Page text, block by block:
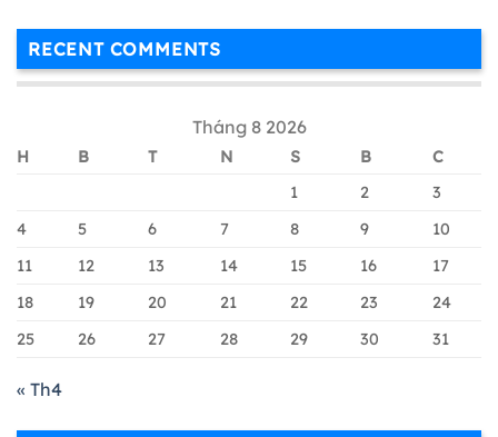
Chi
Hiệu
Gì
Tạo
Nhất
RECENT COMMENTS
Tháng 8 2026
H B T N S B
C
1
2
3
4
5 6 7 8 9
10
11
12 13 14 15 16
17
18
19 20 21 22 23
24
25
26 27 28 29 30 31
« Th4